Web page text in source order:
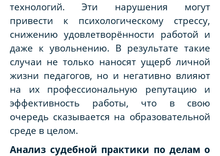
технологий. Эти нарушения могут
привести к психологическому стрессу,
снижению удовлетворённости работой и
даже к увольнению. В результате такие
случаи не только наносят ущерб личной
жизни педагогов, но и негативно влияют
на их профессиональную репутацию и
эффективность работы, что в свою
очередь сказывается на образовательной
среде в целом.
Анализ судебной практики по делам о